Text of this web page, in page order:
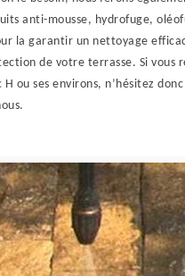
anti-mousse, hydrofuge,
la garantir un nettoyage
de votre terrasse. Si vous
ou ses environs, n’hésitez donc